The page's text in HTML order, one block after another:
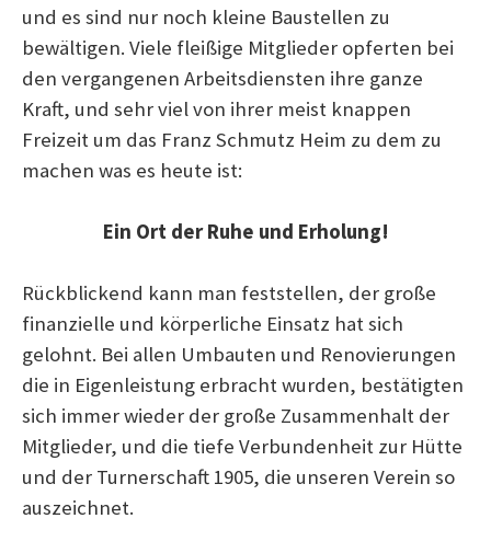
und es sind nur noch kleine Baustellen zu
bewältigen. Viele fleißige Mitglieder opferten bei
den vergangenen Arbeitsdiensten ihre ganze
Kraft, und sehr viel von ihrer meist knappen
Freizeit um das Franz Schmutz Heim zu dem zu
machen was es heute ist:
Ein Ort der Ruhe und Erholung!
Rückblickend kann man feststellen, der große
finanzielle und körperliche Einsatz hat sich
gelohnt. Bei allen Umbauten und Renovierungen
die in Eigenleistung erbracht wurden, bestätigten
sich immer wieder der große Zusammenhalt der
Mitglieder, und die tiefe Verbundenheit zur Hütte
und der Turnerschaft 1905, die unseren Verein so
auszeichnet.